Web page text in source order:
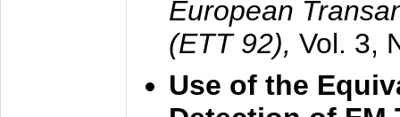
European
(ETT 92), Vol. 3,
Use of the